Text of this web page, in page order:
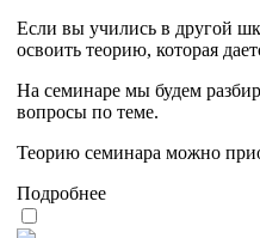
Если вы учились в другой
освоить теорию, которая
На семинаре мы будем
вопросы по теме.
Теорию семинара можно
Подробнее